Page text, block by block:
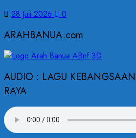
28 Juli 2026 0
ARAHBANUA.com
AUDIO : LAGU
RAYA